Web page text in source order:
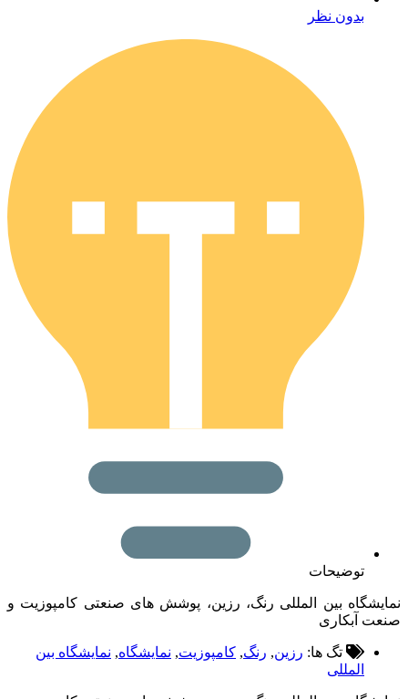
بدون نظر
توضیحات
بین المللی رنگ، رزین، پوشش های صنعتی کامپوزیت و
آبکاری
تگ ها: رزین , رنگ,کامپوزیت, نمایشگاه,نمایشگاه بین
المللی